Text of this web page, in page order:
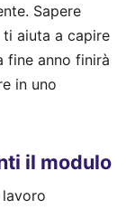
Sapere
aiuta a capire
fine anno finirà
in uno
il modulo